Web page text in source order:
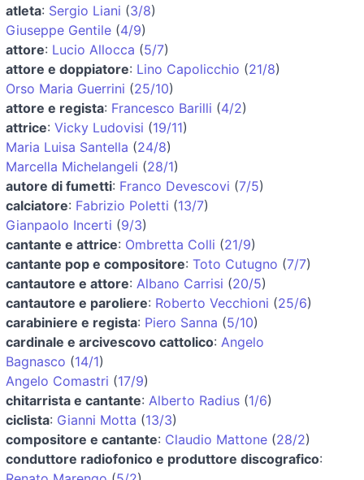
atleta: Sergio Liani (3/8)
Giuseppe Gentile (4/9)
attore: Lucio Allocca (5/7)
attore e doppiatore: Lino Capolicchio (21/8)
Orso Maria Guerrini (25/10)
attore e regista: Francesco Barilli (4/2)
attrice: Vicky Ludovisi (19/11)
Maria Luisa Santella (24/8)
Marcella Michelangeli (28/1)
autore di fumetti: Franco Devescovi (7/5)
calciatore: Fabrizio Poletti (13/7)
Gianpaolo Incerti (9/3)
cantante e attrice: Ombretta Colli (21/9)
cantante pop e compositore: Toto Cutugno (7/7)
cantautore e attore: Albano Carrisi (20/5)
cantautore e paroliere: Roberto Vecchioni (25/6)
carabiniere e regista: Piero Sanna (5/10)
cardinale e arcivescovo cattolico: Angelo
Bagnasco (14/1)
Angelo Comastri (17/9)
chitarrista e cantante: Alberto Radius (1/6)
ciclista: Gianni Motta (13/3)
compositore e cantante: Claudio Mattone (28/2)
conduttore radiofonico e produttore discografico: